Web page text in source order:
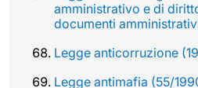
amministrativo e di
documenti
Legge anticorruzione
Legge antimafia (55/